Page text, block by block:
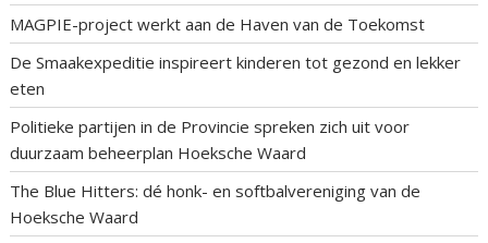
MAGPIE-project werkt aan de Haven van de Toekomst
De Smaakexpeditie inspireert kinderen tot gezond en lekker
eten
Politieke partijen in de Provincie spreken zich uit voor
duurzaam beheerplan Hoeksche Waard
The Blue Hitters: dé honk- en softbalvereniging van de
Hoeksche Waard